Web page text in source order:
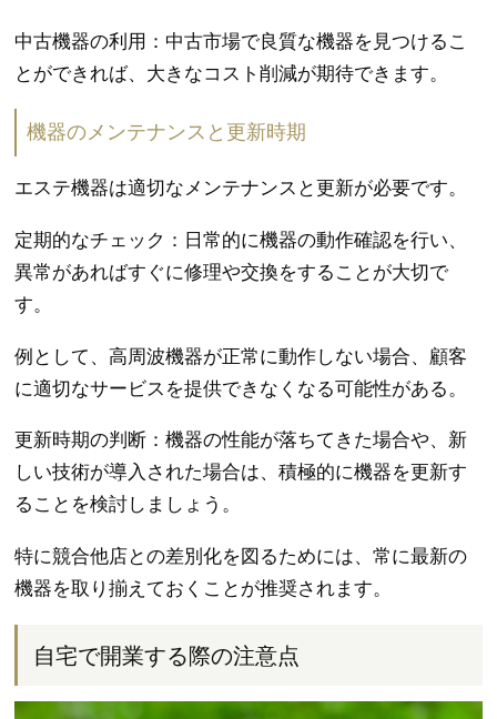
中古機器の利用：中古市場で良質な機器を見つけるこ
とができれば、大きなコスト削減が期待できます。
機器のメンテナンスと更新時期
エステ機器は適切なメンテナンスと更新が必要です。
定期的なチェック：日常的に機器の動作確認を行い、
異常があればすぐに修理や交換をすることが大切で
す。
例として、高周波機器が正常に動作しない場合、顧客
に適切なサービスを提供できなくなる可能性がある。
更新時期の判断：機器の性能が落ちてきた場合や、新
しい技術が導入された場合は、積極的に機器を更新す
ることを検討しましょう。
特に競合他店との差別化を図るためには、常に最新の
機器を取り揃えておくことが推奨されます。
自宅で開業する際の注意点